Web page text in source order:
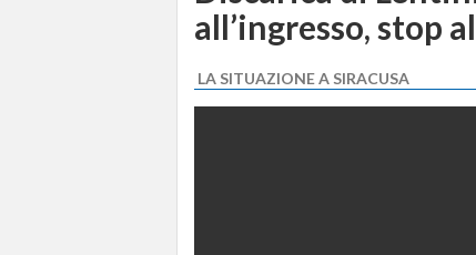
all’ingresso, stop
LA SITUAZIONE A SIRACUSA